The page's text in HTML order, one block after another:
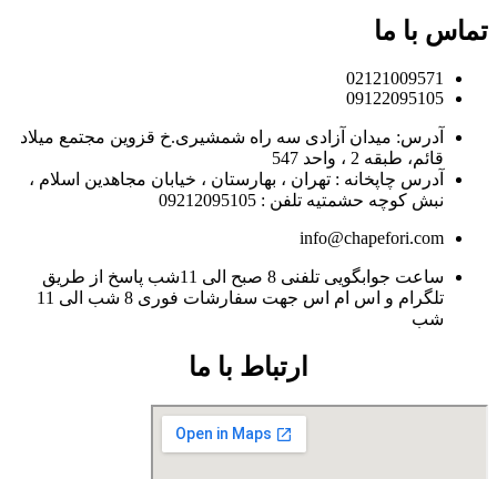
تماس با ما
02121009571
09122095105
آدرس: میدان آزادی سه راه شمشیری.خ قزوین مجتمع میلاد
قائم، طبقه 2 ، واحد 547
آدرس چاپخانه : تهران ، بهارستان ، خیابان مجاهدین اسلام ،
نبش کوچه حشمتیه تلفن : 09212095105
info@chapefori.com
ساعت جوابگویی تلفنی 8 صبح الی 11شب پاسخ از طریق
تلگرام و اس ام اس جهت سفارشات فوری 8 شب الی 11
شب
ارتباط با ما